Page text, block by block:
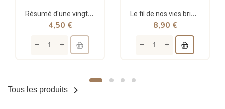
Résumé d'une vingtaine de règles jurisprudentielles liées au voyage - Bazmoul - Héritage...
4,50 €
Le fil de nos vies brisées - poche - Cécile Hennion - Points
8,90 €
Tous les produits 